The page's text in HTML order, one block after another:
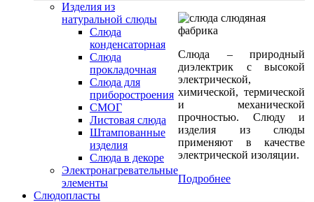
Изделия из
натуральной слюды
Слюда
конденсаторная
Слюда
прокладочная
Cлюда для
приборостроения
СМОГ
Листовая слюда
Штампованные
изделия
Слюда в декоре
Электронагревательные
элементы
Слюда – природный
диэлектрик с высокой
электрической,
химической, термической
и механической
прочностью. Слюду и
изделия из слюды
применяют в качестве
электрической изоляции.
Подробнее
Слюдопласты